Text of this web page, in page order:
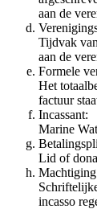
aan de
Tijdvak
aan de
Formele
Het
factuur
Incassant:
Marine
Lid of
incasso